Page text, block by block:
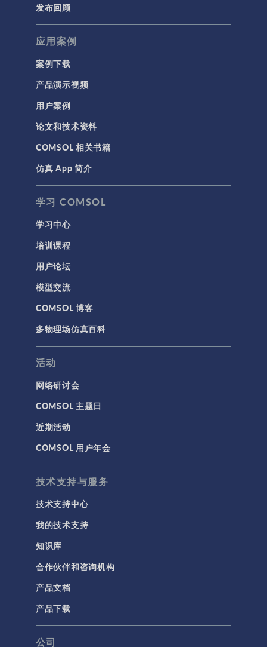
发布回顾
应用案例
案例下载
产品演示视频
用户案例
论文和技术资料
COMSOL 相关书籍
仿真 App 简介
学习 COMSOL
学习中心
培训课程
用户论坛
模型交流
COMSOL 博客
多物理场仿真百科
活动
网络研讨会
COMSOL 主题日
近期活动
COMSOL 用户年会
技术支持与服务
技术支持中心
我的技术支持
知识库
合作伙伴和咨询机构
产品文档
产品下载
公司